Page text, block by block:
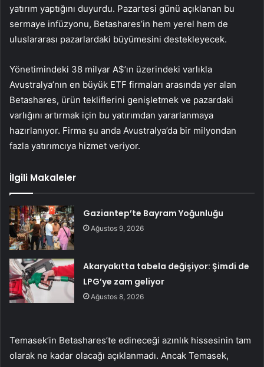
yatırım yaptığını duyurdu. Pazartesi günü açıklanan bu
sermaye infüzyonu, Betashares’in hem yerel hem de
uluslararası pazarlardaki büyümesini destekleyecek.
Yönetimindeki 38 milyar A$’ın üzerindeki varlıkla
Avustralya’nın en büyük ETF firmaları arasında yer alan
Betashares, ürün tekliflerini genişletmek ve pazardaki
varlığını artırmak için bu yatırımdan yararlanmaya
hazırlanıyor. Firma şu anda Avustralya’da bir milyondan
fazla yatırımcıya hizmet veriyor.
İlgili Makaleler
Gaziantep’te Bayram Yoğunluğu
Ağustos 9, 2026
Akaryakıtta tabela değişiyor: Şimdi de
LPG’ye zam geliyor
Ağustos 8, 2026
Temasek’in Betashares’te edineceği azınlık hissesinin tam
olarak ne kadar olacağı açıklanmadı. Ancak Temasek,